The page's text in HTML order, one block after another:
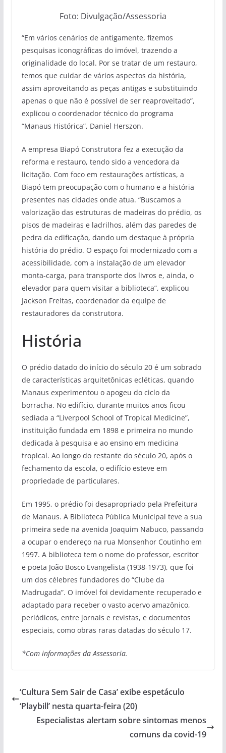
Foto: Divulgação/Assessoria
“Em vários cenários de antigamente, fizemos
pesquisas iconográficas do imóvel, trazendo a
originalidade do local. Por se tratar de um restauro,
temos que cuidar de vários aspectos da história,
assim aproveitando as peças antigas e substituindo
apenas o que não é possível de ser reaproveitado”,
explicou o coordenador técnico do programa
“Manaus Histórica”, Daniel Herszon.
A empresa Biapó Construtora fez a execução da
reforma e restauro, tendo sido a vencedora da
licitação. Com foco em restaurações artísticas, a
Biapó tem preocupação com o humano e a história
presentes nas cidades onde atua. “Buscamos a
valorização das estruturas de madeiras do prédio, os
pisos de madeiras e ladrilhos, além das paredes de
pedra da edificação, dando um destaque à própria
história do prédio. O espaço foi modernizado com a
acessibilidade, com a instalação de um elevador
monta-carga, para transporte dos livros e, ainda, o
elevador para quem visitar a biblioteca”, explicou
Jackson Freitas, coordenador da equipe de
restauradores da construtora.
História
O prédio datado do início do século 20 é um sobrado
de características arquitetônicas ecléticas, quando
Manaus experimentou o apogeu do ciclo da
borracha. No edifício, durante muitos anos ficou
sediada a “Liverpool School of Tropical Medicine”,
instituição fundada em 1898 e primeira no mundo
dedicada à pesquisa e ao ensino em medicina
tropical. Ao longo do restante do século 20, após o
fechamento da escola, o edifício esteve em
propriedade de particulares.
Em 1995, o prédio foi desapropriado pela Prefeitura
de Manaus. A Biblioteca Pública Municipal teve a sua
primeira sede na avenida Joaquim Nabuco, passando
a ocupar o endereço na rua Monsenhor Coutinho em
1997. A biblioteca tem o nome do professor, escritor
e poeta João Bosco Evangelista (1938-1973), que foi
um dos célebres fundadores do “Clube da
Madrugada”. O imóvel foi devidamente recuperado e
adaptado para receber o vasto acervo amazônico,
periódicos, entre jornais e revistas, e documentos
especiais, como obras raras datadas do século 17.
*Com informações da Assessoria.
‘Cultura Sem Sair de Casa’ exibe espetáculo
‘Playbill’ nesta quarta-feira (20)
Especialistas alertam sobre sintomas menos
comuns da covid-19